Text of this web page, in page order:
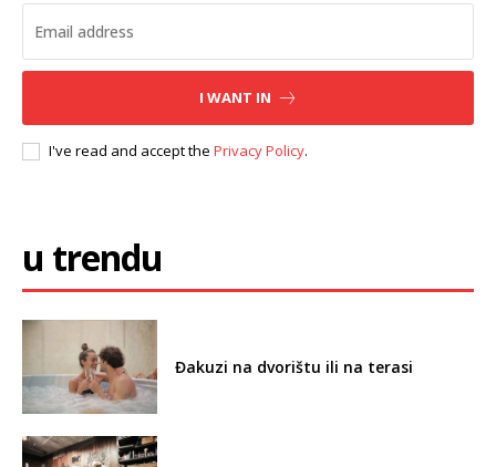
I WANT IN
I've read and accept the Privacy Policy.
u trendu
Đakuzi na dvorištu ili na terasi